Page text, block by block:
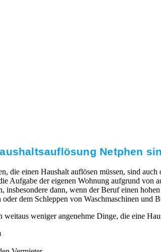
Netphen
die einen Haushalt auflösen müssen, sind
Aufgabe der eigenen Wohnung aufgrund von
insbesondere dann, wenn der Beruf einen
dem Schleppen von Waschmaschinen
weitaus weniger angenehme Dinge, die eine